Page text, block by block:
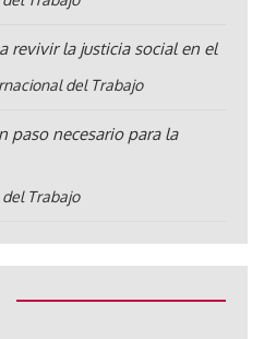
revivir la justicia social en el
del Trabajo
paso necesario para la
Trabajo